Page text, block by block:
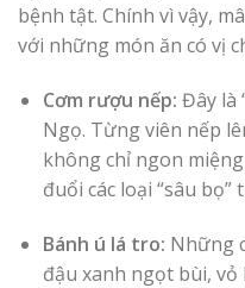
bệnh tật. Chính vì vậy,
với những món ăn có vị
Cơm rượu nếp: Đây là
Ngọ. Từng viên nếp
không chỉ ngon
đuổi các loại “sâu
Bánh ú lá tro: Những
đậu xanh ngọt bùi,